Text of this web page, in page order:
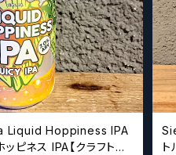
Liquid Hoppiness IPA
ピネス IPA【クラフトビ
ト